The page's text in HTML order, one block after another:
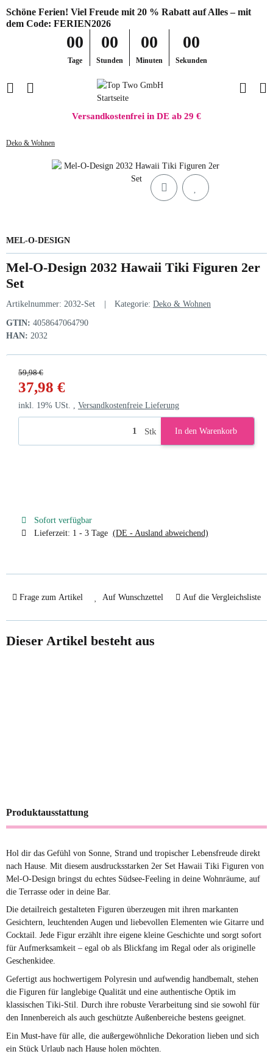
Schöne Ferien! Viel Freude mit 20 % Rabatt auf Alles – mit
dem Code: FERIEN2026
00
Tage
00
Stunden
00
Minuten
00
Sekunden
Versandkostenfrei in DE ab 29 €
Deko & Wohnen
MEL-O-DESIGN
Mel-O-Design 2032 Hawaii Tiki Figuren 2er
Set
Artikelnummer: 2032-Set Kategorie: Deko & Wohnen
GTIN: 4058647064790
HAN: 2032
59,98 €
37,98 €
inkl. 19% USt. , Versandkostenfreie Lieferung
Stk In den Warenkorb
Sofort verfügbar
Lieferzeit: 1 - 3 Tage (DE - Ausland abweichend)
Frage zum Artikel Auf Wunschzettel Auf die Vergleichsliste
Dieser Artikel besteht aus
18,99 €* 29,99 €
Hawaii Tiki Figur Gitarre
Sofort verfügbar
Produktausstattung
Hol dir das Gefühl von Sonne, Strand und tropischer Lebensfreude direkt
nach Hause. Mit diesem ausdrucksstarken 2er Set Hawaii Tiki Figuren von
Mel-O-Design bringst du echtes Südsee-Feeling in deine Wohnräume, auf
die Terrasse oder in deine Bar.
Die detailreich gestalteten Figuren überzeugen mit ihren markanten
Gesichtern, leuchtenden Augen und liebevollen Elementen wie Gitarre und
Cocktail. Jede Figur erzählt ihre eigene kleine Geschichte und sorgt sofort
für Aufmerksamkeit – egal ob als Blickfang im Regal oder als originelle
Geschenkidee.
Gefertigt aus hochwertigem Polyresin und aufwendig handbemalt, stehen
die Figuren für langlebige Qualität und eine authentische Optik im
klassischen Tiki-Stil. Durch ihre robuste Verarbeitung sind sie sowohl für
den Innenbereich als auch geschützte Außenbereiche bestens geeignet.
Ein Must-have für alle, die außergewöhnliche Dekoration lieben und sich
ein Stück Urlaub nach Hause holen möchten.